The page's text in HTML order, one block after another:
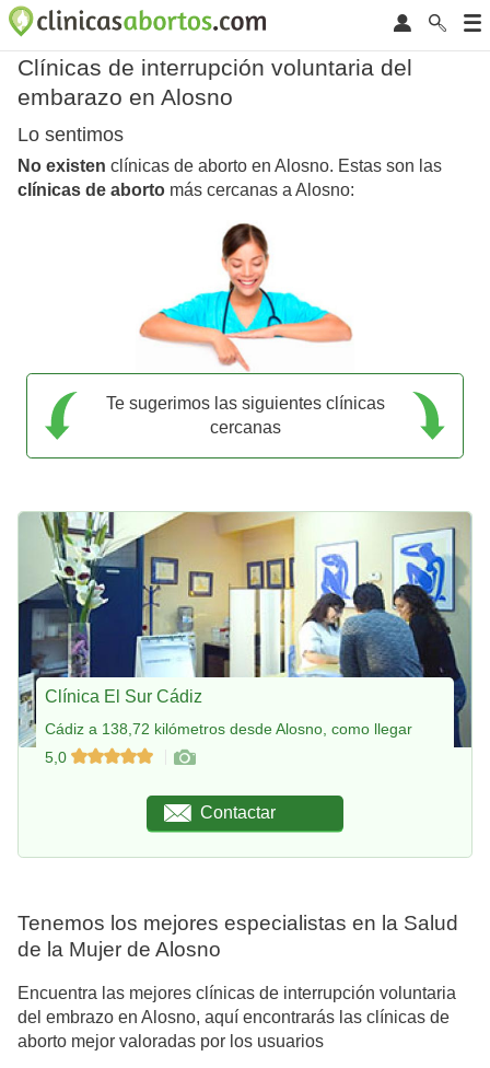
Clínicas de interrupción voluntaria del
embarazo en Alosno
Lo sentimos
No existen clínicas de aborto en Alosno. Estas son las
clínicas de aborto más cercanas a Alosno:
Te sugerimos las siguientes clínicas
cercanas
Clínica El Sur Cádiz
Cádiz a 138,72 kilómetros desde Alosno, como llegar
5,0
Contactar
Tenemos los mejores especialistas en la Salud
de la Mujer de Alosno
Encuentra las mejores clínicas de interrupción voluntaria
del embrazo en Alosno, aquí encontrarás las clínicas de
aborto mejor valoradas por los usuarios